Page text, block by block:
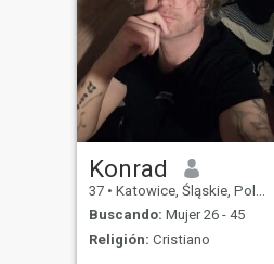
Konrad
37 • Katowice, Śląskie, Polonia
Buscando: Mujer 26 - 45
Religión: Cristiano